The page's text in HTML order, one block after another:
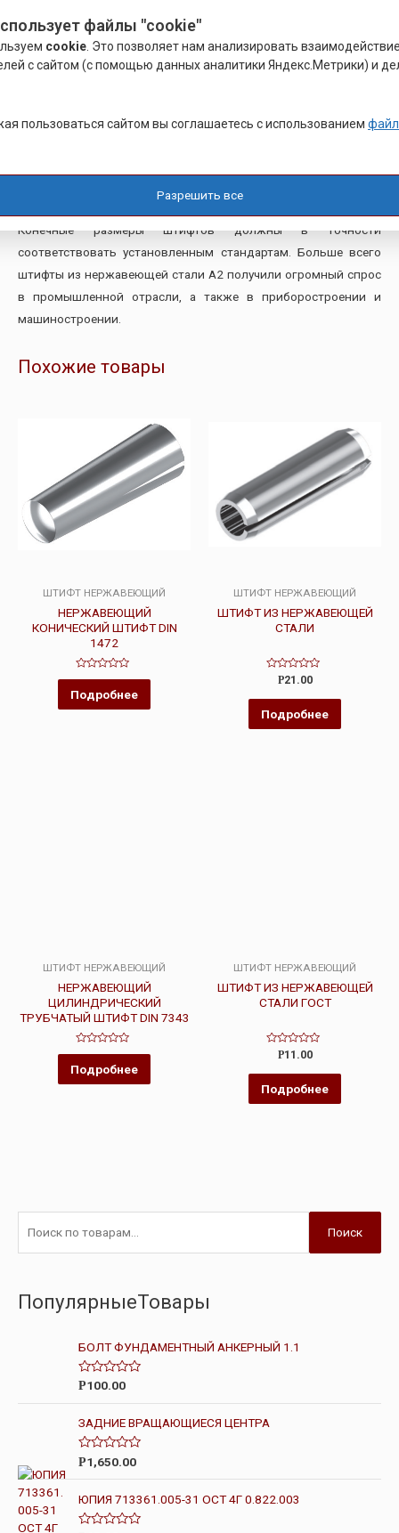
На производстве используется только качественная сталь,
закаленные штифты – из легированных либо углеродистых
сталей со специальным антикоррозийным покрытием:
различают две группы: конической и цилиндрической формы.
Конечные размеры штифтов должны в точности
соответствовать установленным стандартам. Больше всего
штифты из нержавеющей стали А2 получили огромный спрос
в промышленной отрасли, а также в приборостроении и
машиностроении.
Похожие товары
ШТИФТ НЕРЖАВЕЮЩИЙ
НЕРЖАВЕЮЩИЙ
КОНИЧЕСКИЙ ШТИФТ DIN
1472
Оценка
из
Подробнее
ШТИФТ НЕРЖАВЕЮЩИЙ
ШТИФТ ИЗ НЕРЖАВЕЮЩЕЙ
СТАЛИ
Оценка
из
Р21.00
Подробнее
ШТИФТ НЕРЖАВЕЮЩИЙ
НЕРЖАВЕЮЩИЙ
ЦИЛИНДРИЧЕСКИЙ
ТРУБЧАТЫЙ ШТИФТ DIN 7343
Оценка
из
5
Подробнее
ШТИФТ НЕРЖАВЕЮЩИЙ
ШТИФТ ИЗ НЕРЖАВЕЮЩЕЙ
СТАЛИ ГОСТ
Оценка
из
Р11.00
Подробнее
Поиск
ПопулярныеТовары
БОЛТ ФУНДАМЕНТНЫЙ АНКЕРНЫЙ 1.1
О
е
н
к
а
и
з
Р100.00
ЗАДНИЕ ВРАЩАЮЩИЕСЯ ЦЕНТРА
О
е
н
к
а
Р1,650.00
ЮПИЯ 713361.005-31 ОСТ 4Г 0.822.003
файлы "cookie"
cookie . Это позволяет нам анализировать
с сайтом (с помощью данных аналитики Яндекс.Метрики) и
пользоваться сайтом вы соглашаетесь с использованием
Разрешить все